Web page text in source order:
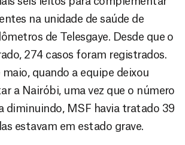
na unidade de saúde de
de Telesgaye. Desde que o
274 casos foram registrados.
quando a equipe deixou
a Nairóbi, uma vez que o número
diminuindo, MSF havia tratado 39
estavam em estado grave.